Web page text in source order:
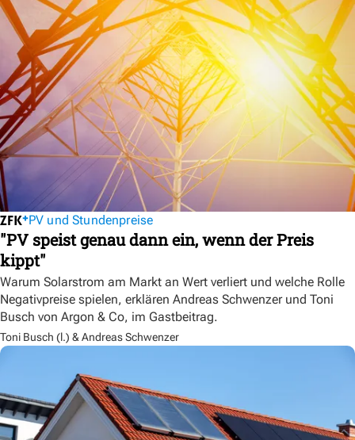
PV und Stundenpreise
"PV speist genau dann ein, wenn der Preis
kippt"
Warum Solarstrom am Markt an Wert verliert und welche Rolle
Negativpreise spielen, erklären Andreas Schwenzer und Toni
Busch von Argon & Co, im Gastbeitrag.
Toni Busch (l.) & Andreas Schwenzer